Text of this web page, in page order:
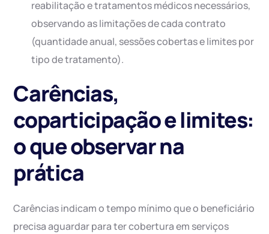
reabilitação e tratamentos médicos necessários,
observando as limitações de cada contrato
(quantidade anual, sessões cobertas e limites por
tipo de tratamento).
Carências,
coparticipação e limites:
o que observar na
prática
Carências indicam o tempo mínimo que o beneficiário
precisa aguardar para ter cobertura em serviços